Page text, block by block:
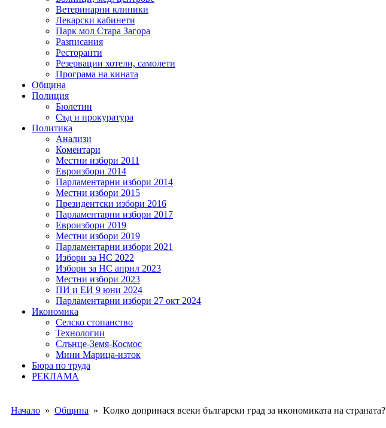
Ветеринарни клиники
Лекарски кабинети
Парк мол Стара Загора
Разписания
Ресторанти
Резервации хотели, самолети
Програма на кината
Община
Полиция
Бюлетин
Съд и прокуратура
Политика
Анализи
Коментари
Местни избори 2011
Евроизбори 2014
Парламентарни избори 2014
Местни избори 2015
Президентски избори 2016
Парламентарни избори 2017
Евроизбори 2019
Местни избори 2019
Парламентарни избори 2021
Избори за НС 2022
Избори за НС април 2023
Местни избори 2023
ПИ и ЕИ 9 юни 2024
Парламентарни избори 27 окт 2024
Икономика
Селско стопанство
Технологии
Слънце-Земя-Космос
Мини Марица-изток
Бюра по труда
РЕКЛАМА
Начало » Община » Koлĸo дoпpинacя вceĸи бългapcĸи гpaд зa иĸoнoмиĸaтa нa cтpaнaтa?